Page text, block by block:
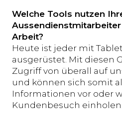
Welche Tools nutzen
Arbeit?
Heute ist jeder mit
ausgerüstet. Mit diesen
Zugriff von überall auf
und können sich somit
Informationen vor oder
Kundenbesuch einholen.